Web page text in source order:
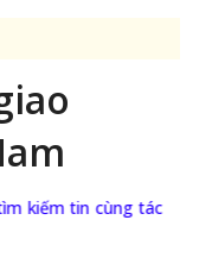
kiếm tin cùng tác